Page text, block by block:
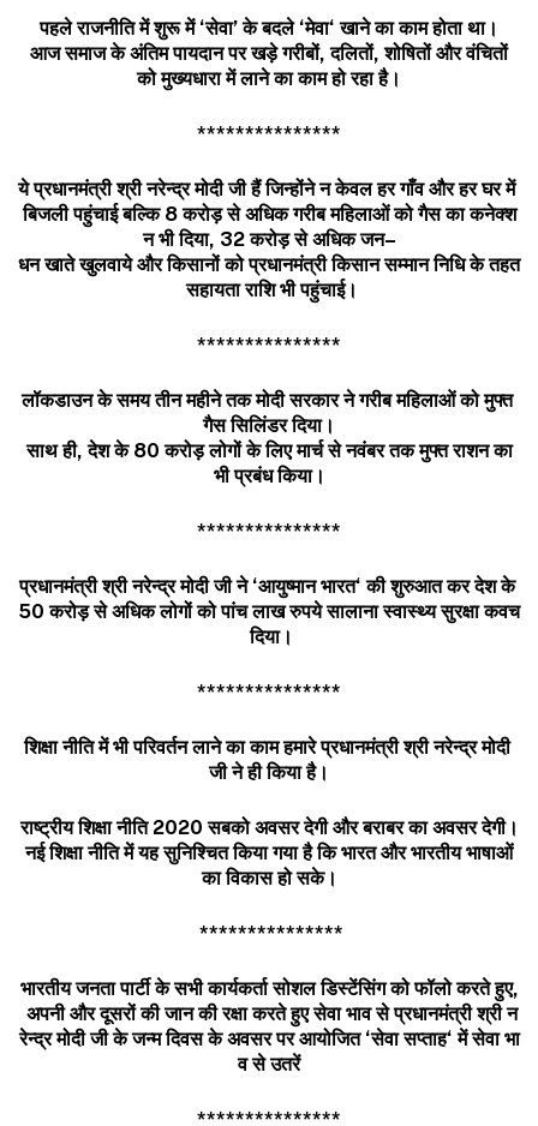
पहले राजनीति में शुरू में‘सेवा’के बदले‘मेवा‘खाने का काम होता था।
आज समाज के अंतिम पायदान पर खड़े गरीबों,दलितों,शोषितों और वंचितों
को मुख्यधारा में लाने का काम हो रहा है।
***************
ये प्रधानमंत्री श्री नरेन्द्र मोदी जी हैं जिन्होंने न केवल हर गाँव और हर घर में
बिजली पहुंचाई बल्कि8करोड़ से अधिक गरीब महिलाओं को गैस का कनेक्श
न भी दिया, 32करोड़ से अधिक जन–
धन खाते खुलवाये और किसानों को प्रधानमंत्री किसान सम्मान निधि के तहत
सहायता राशि भी पहुंचाई।
***************
लॉकडाउन के समय तीन महीने तक मोदी सरकार ने गरीब महिलाओं को मुफ्त
गैस सिलिंडर दिया।
साथ ही,देश के80करोड़ लोगों के लिए मार्च से नवंबर तक मुफ्त राशन का
भी प्रबंध किया।
***************
प्रधानमंत्री श्री नरेन्द्र मोदी जी ने‘आयुष्मान भारत‘की शुरुआत कर देश के
50करोड़ से अधिक लोगों को पांच लाख रुपये सालाना स्वास्थ्य सुरक्षा कवच
दिया।
***************
शिक्षा नीति में भी परिवर्तन लाने का काम हमारे प्रधानमंत्री श्री नरेन्द्र मोदी
जी ने ही किया है।
राष्ट्रीय शिक्षा नीति2020सबको अवसर देगी और बराबर का अवसर देगी।
नई शिक्षा नीति में यह सुनिश्चित किया गया है कि भारत और भारतीय भाषाओं
का विकास हो सके।
***************
भारतीय जनता पार्टी के सभी कार्यकर्ता सोशल डिस्टेंसिंग को फॉलो करते हुए,
अपनी और दूसरों की जान की रक्षा करते हुए सेवा भाव से प्रधानमंत्री श्री न
रेन्द्र मोदी जी के जन्म दिवस के अवसर पर आयोजित‘सेवा सप्ताह‘में सेवा भा
व से उतरें
***************